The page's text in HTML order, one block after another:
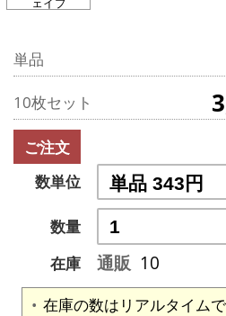
単品
10枚セット
ご注文
数単位
数量
在庫
通販 10
在庫の数はリアルタイムで